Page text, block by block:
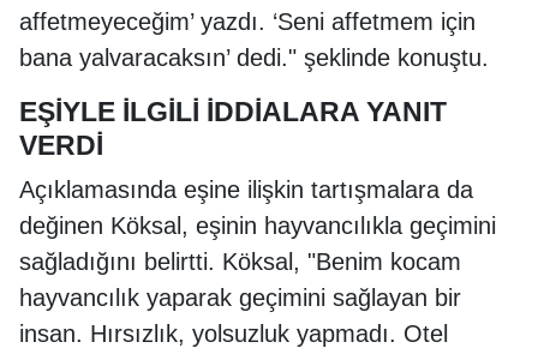
affetmeyeceğim’ yazdı. ‘Seni affetmem için
bana yalvaracaksın’ dedi." şeklinde konuştu.
EŞİYLE İLGİLİ İDDİALARA YANIT
VERDİ
Açıklamasında eşine ilişkin tartışmalara da
değinen Köksal, eşinin hayvancılıkla geçimini
sağladığını belirtti. Köksal, "Benim kocam
hayvancılık yaparak geçimini sağlayan bir
insan. Hırsızlık, yolsuzluk yapmadı. Otel